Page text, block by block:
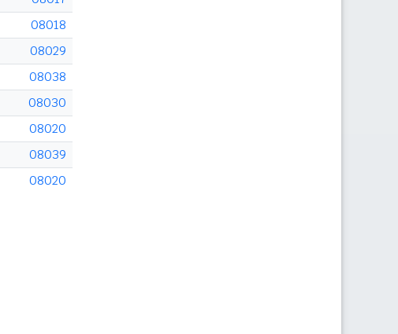
08018
08029
08038
08030
08020
08039
08020